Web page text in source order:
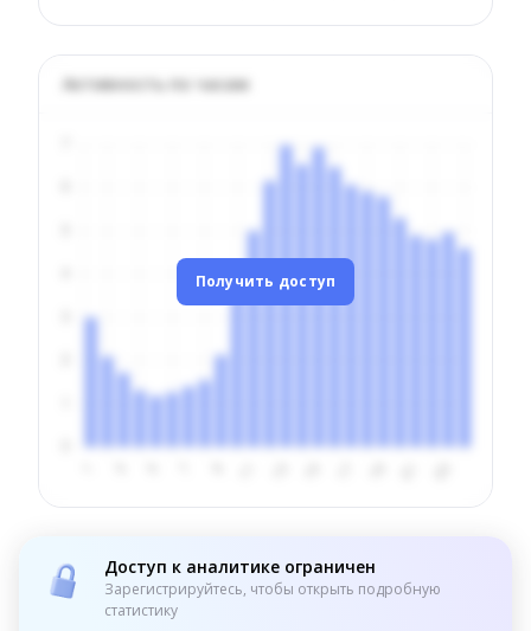
Активность по часам
Получить доступ
Доступ к аналитике ограничен
Зарегистрируйтесь, чтобы открыть подробную
статистику